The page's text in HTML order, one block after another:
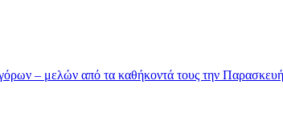
– μελών από τα καθήκοντά τους την